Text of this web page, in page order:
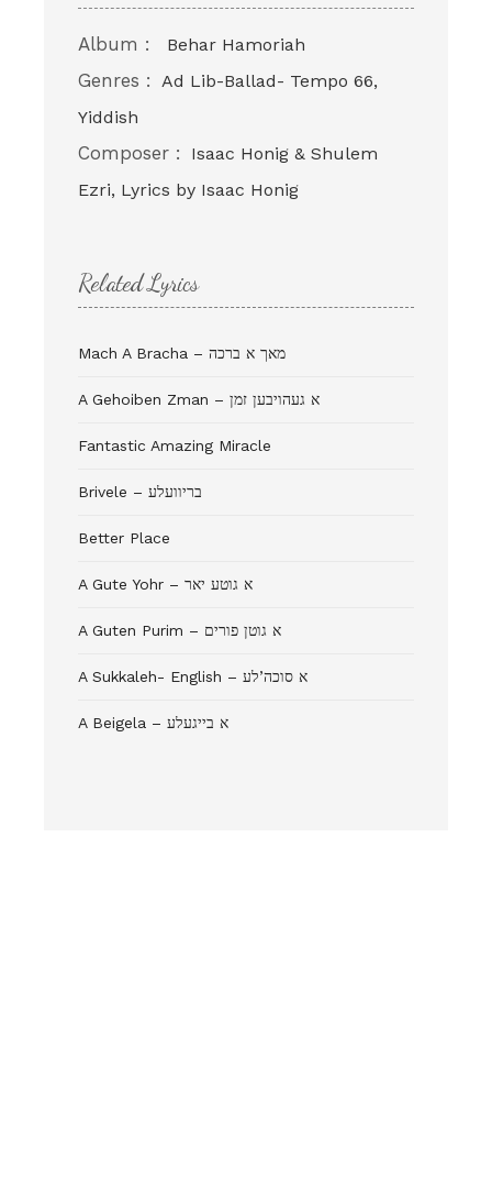
Album : Behar Hamoriah
Genres : Ad Lib-Ballad- Tempo 66,
Yiddish
Composer :
Isaac Honig & Shulem
Ezri, Lyrics by Isaac Honig
Related Lyrics
Mach A Bracha – מאך א ברכה
A Gehoiben Zman – א געהויבען זמן
Fantastic Amazing Miracle
Brivele – בריוועלע
Better Place
A Gute Yohr – א גוטע יאר
A Guten Purim – א גוטן פורים
A Sukkaleh- English – א סוכה’לע
A Beigela – א בייגעלע